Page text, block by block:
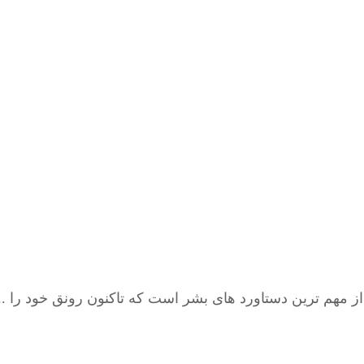
مهم ترین دستاورد های بشر است که تاکنون رونق خود را